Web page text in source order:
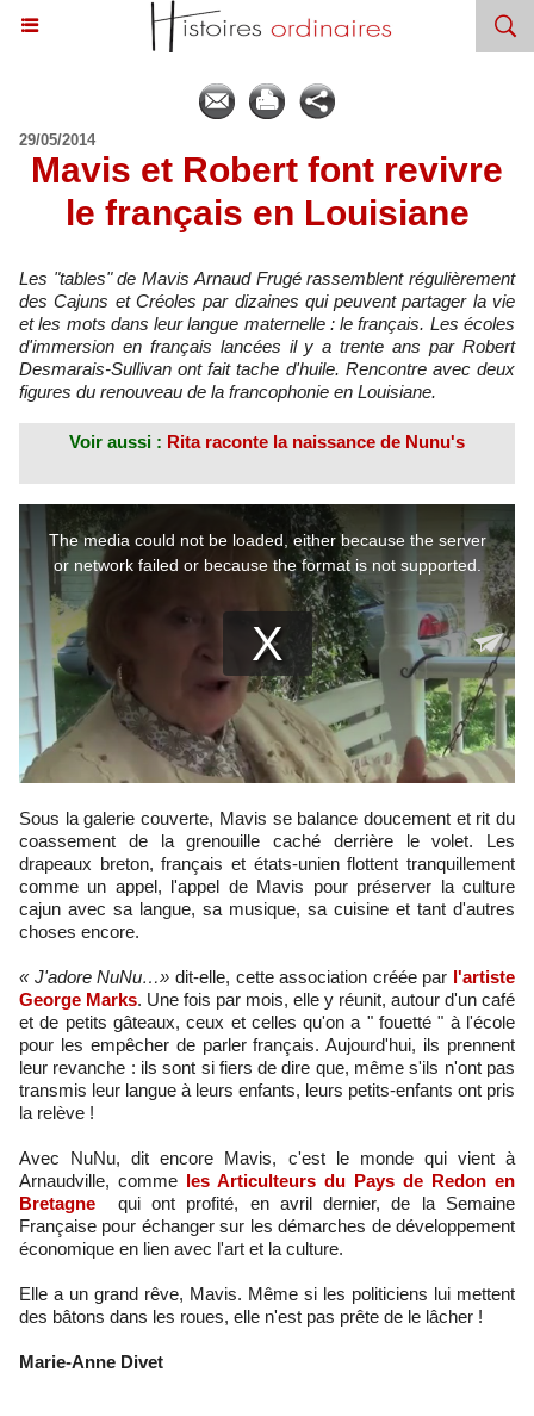
29/05/2014
Mavis et Robert font revivre
le français en Louisiane
Les "tables" de Mavis Arnaud Frugé rassemblent régulièrement
des Cajuns et Créoles par dizaines qui peuvent partager la vie
et les mots dans leur langue maternelle : le français. Les écoles
d'immersion en français lancées il y a trente ans par Robert
Desmarais-Sullivan ont fait tache d'huile. Rencontre avec deux
figures du renouveau de la francophonie en Louisiane.
Voir aussi : Rita raconte la naissance de Nunu's
Sous la galerie couverte, Mavis se balance doucement et rit du
coassement de la grenouille caché derrière le volet. Les
drapeaux breton, français et états-unien flottent tranquillement
comme un appel, l'appel de Mavis pour préserver la culture
cajun avec sa langue, sa musique, sa cuisine et tant d'autres
choses encore.
« J'adore NuNu…» dit-elle, cette association créée par l'artiste
George Marks. Une fois par mois, elle y réunit, autour d'un café
et de petits gâteaux, ceux et celles qu'on a " fouetté " à l'école
pour les empêcher de parler français. Aujourd'hui, ils prennent
leur revanche : ils sont si fiers de dire que, même s'ils n'ont pas
transmis leur langue à leurs enfants, leurs petits-enfants ont pris
la relève !
Avec NuNu, dit encore Mavis, c'est le monde qui vient à
Arnaudville, comme les Articulteurs du Pays de Redon en
Bretagne
qui ont profité, en avril dernier, de la Semaine
Française pour échanger sur les démarches de développement
économique en lien avec l'art et la culture.
Elle a un grand rêve, Mavis. Même si les politiciens lui mettent
des bâtons dans les roues, elle n'est pas prête de le lâcher !
Marie-Anne Divet